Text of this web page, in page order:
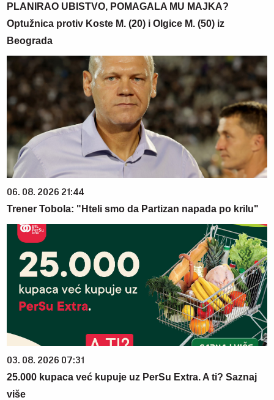
PLANIRAO UBISTVO, POMAGALA MU MAJKA?
Optužnica protiv Koste M. (20) i Olgice M. (50) iz
Beograda
06. 08. 2026 21:44
Trener Tobola: "Hteli smo da Partizan napada po krilu"
03. 08. 2026 07:31
25.000 kupaca već kupuje uz PerSu Extra. A ti? Saznaj
više